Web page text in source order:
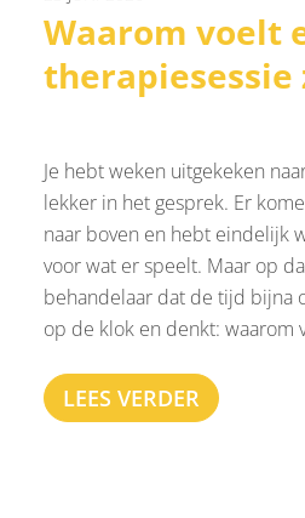
Waarom voelt
therapiesessie
Je hebt weken uitgekeken
lekker in het gesprek. Er
naar boven en hebt eindelijk
voor wat er speelt. Maar op
behandelaar dat de tijd bijna
op de klok en denkt: waarom
LEES VERDER